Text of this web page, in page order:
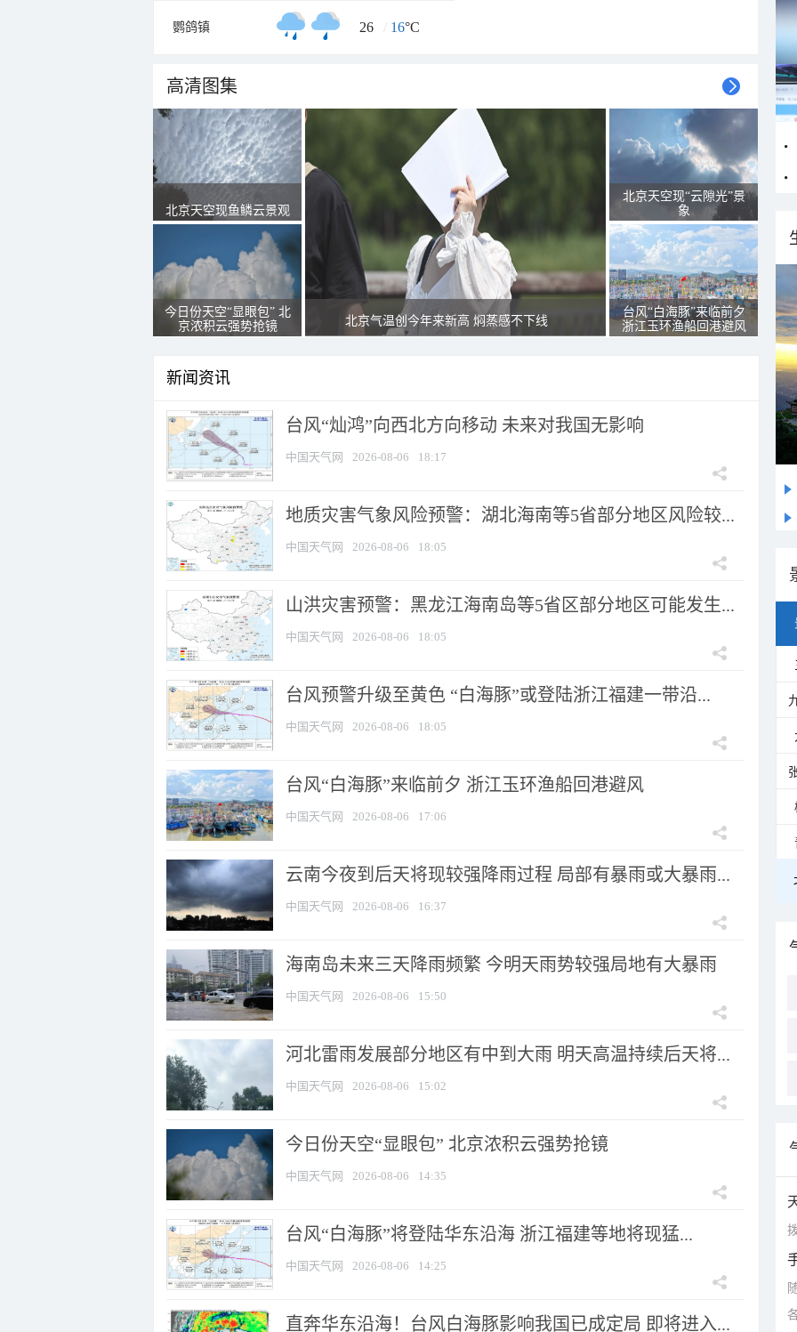
鹦鸽镇 26 / 16°C
高清图集
北京天空现鱼鳞云景观
今日份天空“显眼包” 北
京浓积云强势抢镜
北京气温创今年来新高 焖蒸感不下线
北京天空现“云隙光”景
象
台风“白海豚”来临前夕
浙江玉环渔船回港避风
新闻资讯
台风“灿鸿”向西北方向移动 未来对我国无影响
中国天气网 2026-08-06 18:17
地质灾害气象风险预警：湖北海南等5省部分地区风险较...
中国天气网 2026-08-06 18:05
山洪灾害预警：黑龙江海南岛等5省区部分地区可能发生...
中国天气网 2026-08-06 18:05
台风预警升级至黄色 “白海豚”或登陆浙江福建一带沿...
中国天气网 2026-08-06 18:05
台风“白海豚”来临前夕 浙江玉环渔船回港避风
中国天气网 2026-08-06 17:06
云南今夜到后天将现较强降雨过程 局部有暴雨或大暴雨...
中国天气网 2026-08-06 16:37
海南岛未来三天降雨频繁 今明天雨势较强局地有大暴雨
中国天气网 2026-08-06 15:50
河北雷雨发展部分地区有中到大雨 明天高温持续后天将...
中国天气网 2026-08-06 15:02
今日份天空“显眼包” 北京浓积云强势抢镜
中国天气网 2026-08-06 14:35
台风“白海豚”将登陆华东沿海 浙江福建等地将现猛...
中国天气网 2026-08-06 14:25
直奔华东沿海！台风白海豚影响我国已成定局 即将进入...